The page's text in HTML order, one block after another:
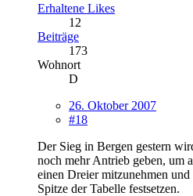
Erhaltene Likes
12
Beiträge
173
Wohnort
D
26. Oktober 2007
#18
Der Sieg in Bergen gestern
noch mehr Antrieb geben, um
einen Dreier mitzunehmen
Spitze der Tabelle festsetzen.